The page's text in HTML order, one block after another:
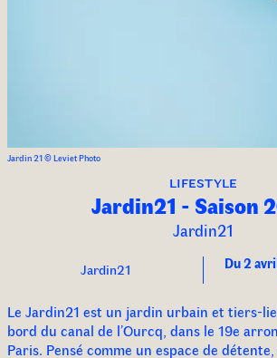
Jardin 21 © Leviet Photo
lifestyle
Jardin21 - Saison
Jardin21
Jardin21 Du 2
Le Jardin21 est un jardin urbain et tiers-
bord du canal de l’Ourcq, dans le 19e
Paris. Pensé comme un espace de